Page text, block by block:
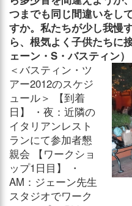
つまでも同じ間違いをし
すか。私たちが少し我慢
ら、根気よく子供たちに
ェーン・S・バスティン）
＜バスティン・ツ
アー2012のスケジ
ュール＞ 【到着
日】 ・夜：近隣の
イタリアンレスト
ランにて参加者懇
親会 【ワークショ
ップ1日目】 ・
AM：ジェーン先生
スタジオでワーク